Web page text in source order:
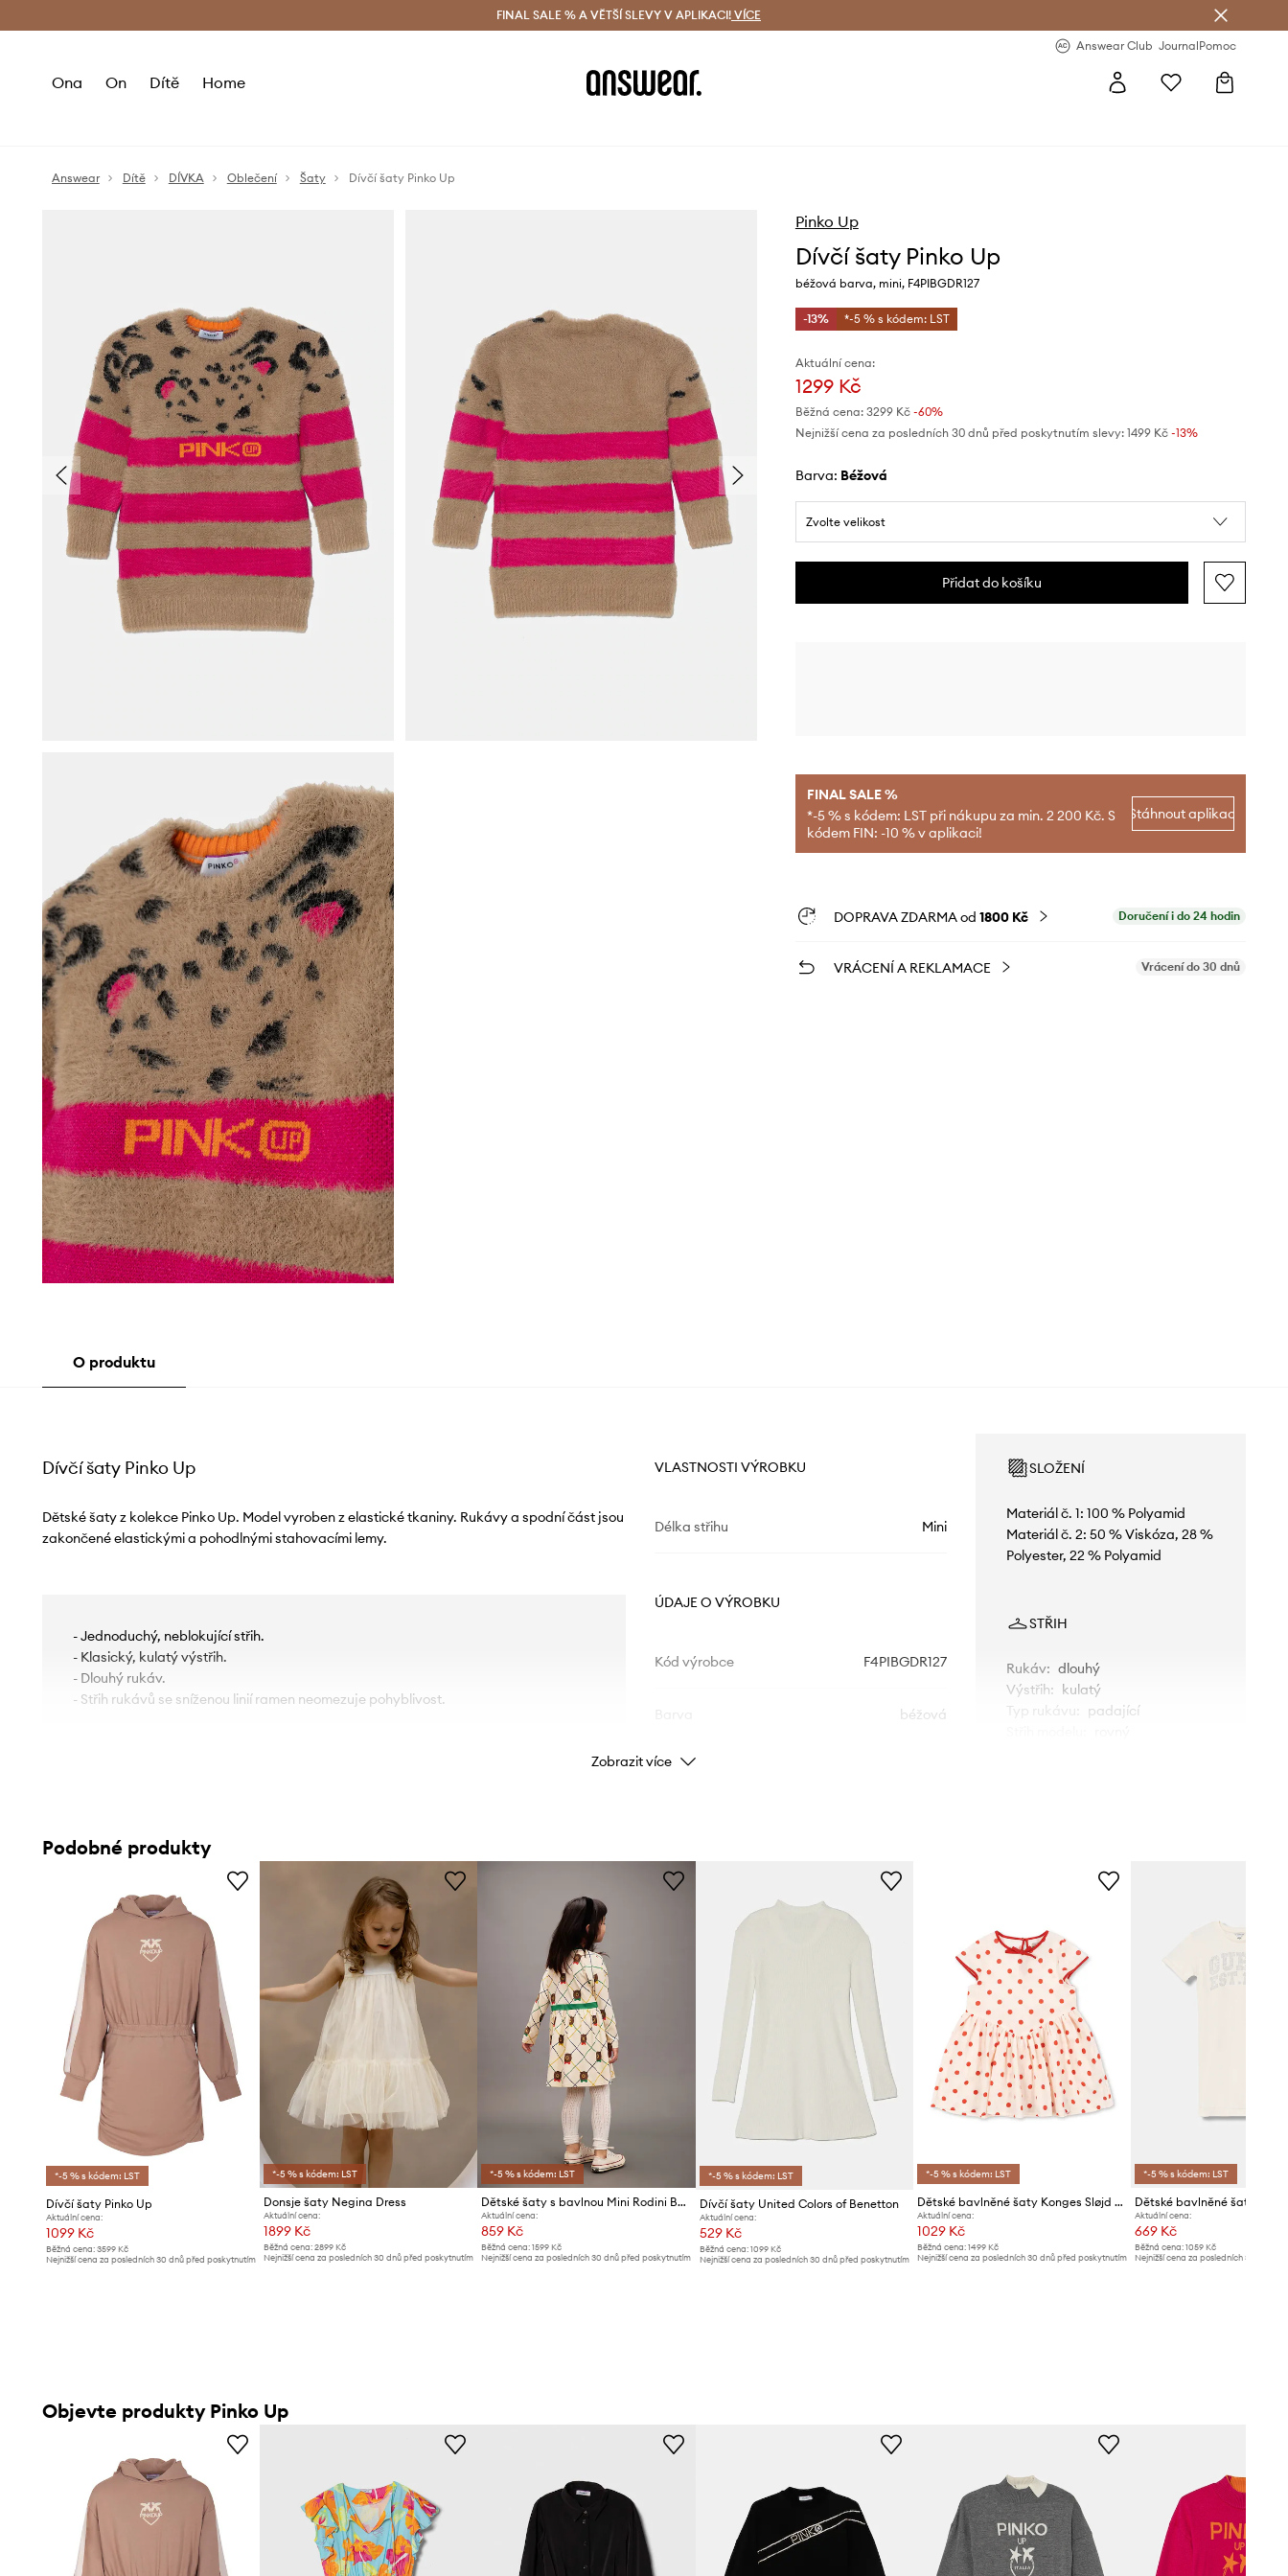
Doručení a vrácení zdarma (od 1800 Kč) Doručení i do 24 h
FINAL SALE % A VĚTŠÍ SLEVY V APLIKACI! VÍCE
Answear Club JournalPomoc
Ona On Dítě Home
Answear Dítě DÍVKA Oblečení Šaty Dívčí šaty Pinko Up
Pinko Up
Dívčí šaty Pinko Up
béžová barva, mini, F4PIBGDR127
-13% *-5 % s kódem: LST
Aktuální cena:
1299 Kč
Běžná cena: 3299 Kč-60%
Nejnižší cena za posledních 30 dnů před poskytnutím slevy: 1499 Kč -13%
Barva: béžová
Zvolte velikost
Přidat do košíku
FINAL SALE %
*-5 % s kódem: LST při nákupu za min. 2 200 Kč. S
kódem FIN: -10 % v aplikaci!
Stáhnout aplikaci
DOPRAVA ZDARMA od 1800 Kč Doručení i do 24 hodin
VRÁCENÍ A REKLAMACE Vrácení do 30 dnů
O produktu
Dívčí šaty Pinko Up
Dětské šaty z kolekce Pinko Up. Model vyroben z elastické tkaniny. Rukávy a spodní část jsou
zakončené elastickými a pohodlnými stahovacími lemy.
- Jednoduchý, neblokující střih.
- Klasický, kulatý výstřih.
- Dlouhý rukáv.
- Střih rukávů se sníženou linií ramen neomezuje pohyblivost.
VLASTNOSTI VÝROBKU
Délka střihu Mini
ÚDAJE O VÝROBKU
Kód výrobce F4PIBGDR127
béžová
Značka
SLOŽENÍ
Materiál č. 1: 100 % Polyamid
Materiál č. 2: 50 % Viskóza, 28 %
Polyester, 22 % Polyamid
STŘIH
Rukáv: dlouhý
Výstřih: kulatý
Typ rukávu
padající
Zobrazit více
Podobné produkty
*-5 % s kódem: LST
Dívčí šaty Pinko Up
Aktuální cena:
1099 Kč
Běžná cena: 3599 Kč
Nejnižší cena za posledních 30 dnů před poskytnutím
*-5 % s kódem: LST
Donsje šaty Negina Dress
Aktuální cena:
1899 Kč
Běžná cena:2899 Kč
Nejnižší cena za posledních 30 dnů před poskytnutím
*-5 % s kódem: LST
Dětské šaty s bavlnou Mini Rodini Bear
Aktuální cena:
859 Kč
Běžná cena: 1599 Kč
Nejnižší cena za posledních 30 dnů před poskytnutím
*-5 % s kódem: LST
Dívčí šaty United Colors of Benetton
Aktuální cena:
529 Kč
Běžná cena: 1099 Kč
Nejnižší cena za posledních 30 dnů před poskytnutím
*-5 % s kódem: LST
Dětské bavlněné šaty Konges Sløjd VIVO DRESS GOTS
Aktuální cena:
1029 Kč
Běžná cena:1499 Kč
Nejnižší cena za posledních 30 dnů před poskytnutím
*-5 % s kódem: LST
Dětské bavlněné šaty
Aktuální cena:
669 Kč
Běžná cena: 1059 Kč
Nejnižší cena za posledních 30 dnů
Objevte produkty Pinko Up